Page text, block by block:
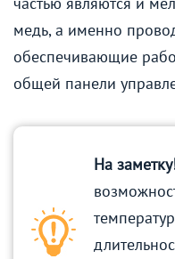
медь, а именно
обеспечивающие
общей панели
На